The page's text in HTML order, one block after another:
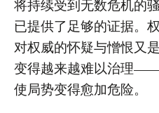
将持续受到无数危机的
已提供了足够的证据。
对权威的怀疑与憎恨又
变得越来越难以治理
使局势变得愈加危险。